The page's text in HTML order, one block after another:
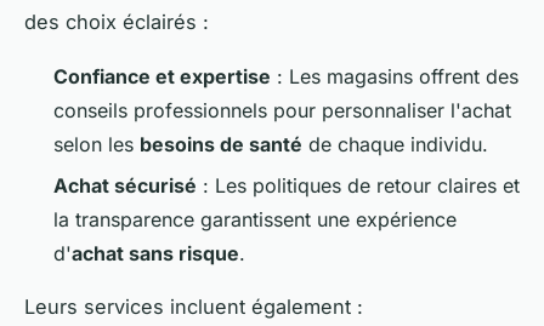
des choix éclairés :
Confiance et expertise : Les magasins offrent des
conseils professionnels pour personnaliser l'achat
selon les besoins de santé de chaque individu.
Achat sécurisé : Les politiques de retour claires et
la transparence garantissent une expérience
d'achat sans risque.
Leurs services incluent également :